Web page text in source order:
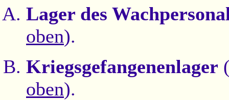
Lager des
oben).
Kriegsgefangenenlager
oben).